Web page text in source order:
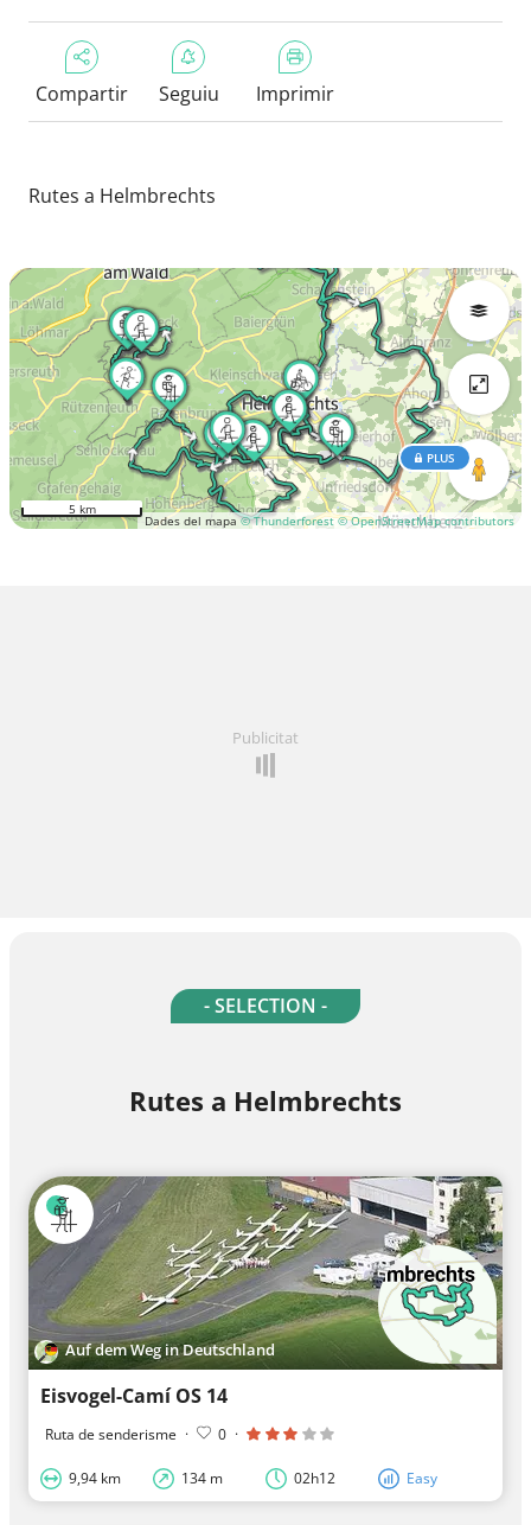
Compartir Seguiu Imprimir
Rutes a Helmbrechts
Dades del mapa© Thunderforest © OpenStreetMap contributors
PLUS
5 km
Publicitat
- SELECTION -
Rutes a Helmbrechts
Auf dem Weg in Deutschland
Eisvogel-Camí OS 14
Ruta de senderisme · 0 ·
9,94 km 134 m 02h12 Easy